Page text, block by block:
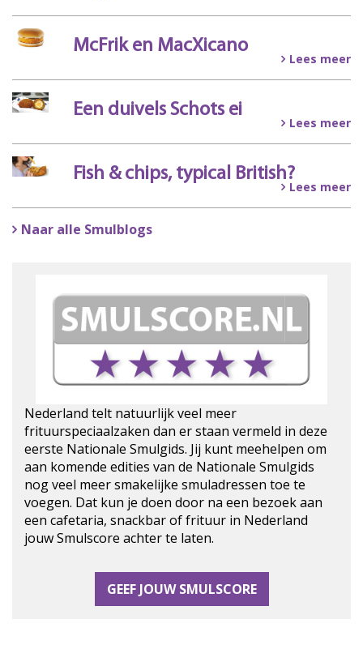
McFrik en MacXicano
Lees meer
Een duivels Schots ei
Lees meer
Fish & chips, typical British?
Lees meer
Naar alle Smulblogs
Nederland telt natuurlijk veel meer
frituurspeciaalzaken dan er staan vermeld in deze
eerste Nationale Smulgids. Jij kunt meehelpen om
aan komende edities van de Nationale Smulgids
nog veel meer smakelijke smuladressen toe te
voegen. Dat kun je doen door na een bezoek aan
een cafetaria, snackbar of frituur in Nederland
jouw Smulscore achter te laten.
GEEF JOUW SMULSCORE